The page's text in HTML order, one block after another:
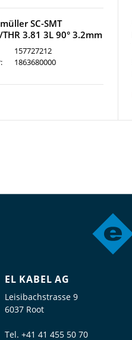
SC-SMT
3.81 3L 90° 3.2mm
157727212
1863680000
EL KABEL AG
Leisibachstrasse 9
6037 Root
Tel. +41 41 455 50 70